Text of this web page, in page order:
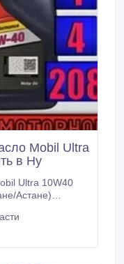
Mobil Ultra
в Ну
Ultra 10W40
Астане)
линейке
Прежнее